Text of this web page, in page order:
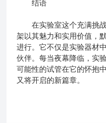
结语
在实验室这个充满挑战
架以其魅力和实用价值，
进行。它不仅是实验器材
伙伴。每当夜幕降临，实
可能性的试管在它的怀抱
又将开启的新篇章。